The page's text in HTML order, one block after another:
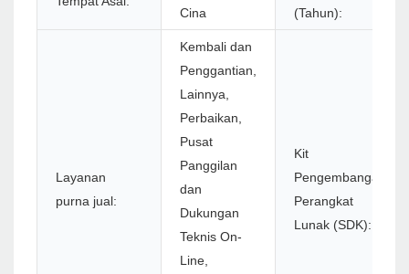
Cina
(Tahun):
Layanan
purna jual:
Kembali dan
Penggantian,
Lainnya,
Perbaikan,
Pusat
Panggilan
dan
Dukungan
Teknis On-
Line,
Kit
Pengembangan
Perangkat
Lunak (SDK):